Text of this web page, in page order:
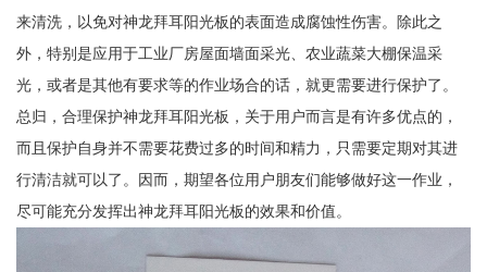
来清洗，以免对神龙拜耳阳光板的表面造成腐蚀性伤害。除此之
外，特别是应用于工业厂房屋面墙面采光、农业蔬菜大棚保温采
光，或者是其他有要求等的作业场合的话，就更需要进行保护了。
总归，合理保护神龙拜耳阳光板，关于用户而言是有许多优点的，
而且保护自身并不需要花费过多的时间和精力，只需要定期对其进
行清洁就可以了。因而，期望各位用户朋友们能够做好这一作业，
尽可能充分发挥出神龙拜耳阳光板的效果和价值。